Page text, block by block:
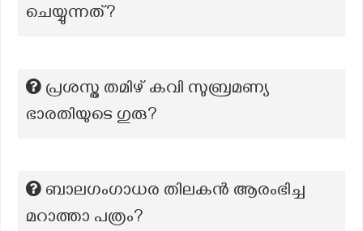
ചെയ്യുന്നത്?
പ്രശസ്ത തമിഴ് കവി സുബ്രമണ്യ
ഭാരതിയുടെ ഗുരു?
ബാലഗംഗാധര തിലകൻ ആരംഭിച്ച
മറാത്താ പത്രം?